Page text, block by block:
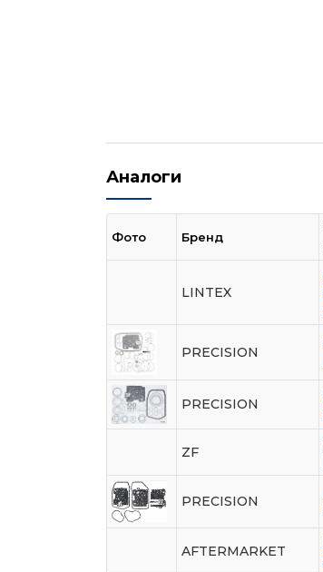
Аналоги
Фото Бренд
LINTEX
PRECISION
PRECISION
ZF
PRECISION
AFTERMARKET